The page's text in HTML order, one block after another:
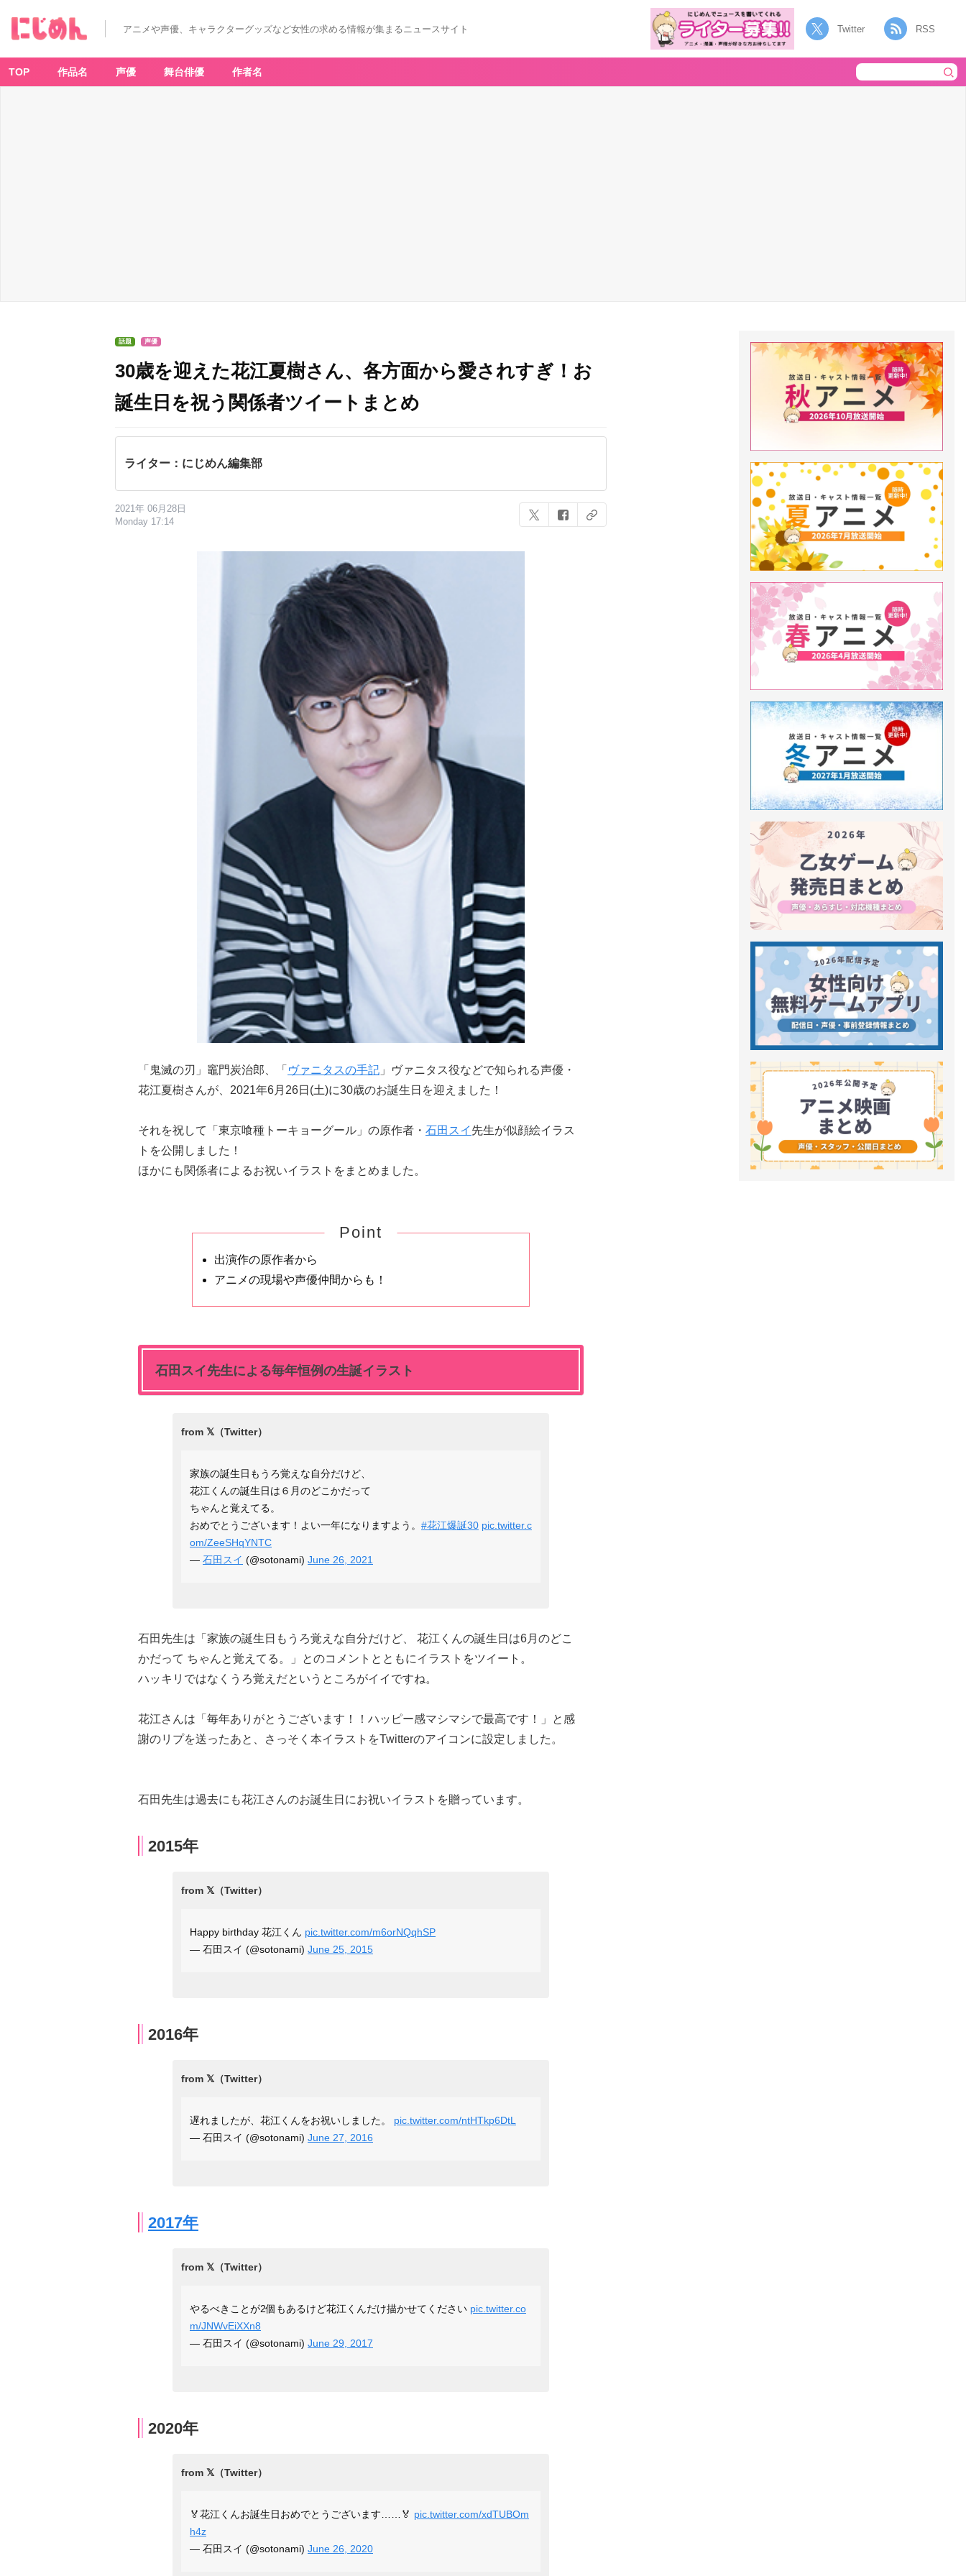
アニメや声優、キャラクターグッズなど女性の求める情報が集まるニュースサイト Twitter RSS
TOP 作品名 声優 舞台俳優 作者名
話題 声優
30歳を迎えた花江夏樹さん、各方面から愛されすぎ！お
誕生日を祝う関係者ツイートまとめ
ライター：にじめん編集部
2021年 06月28日
Monday 17:14
「鬼滅の刃」竈門炭治郎、「 ヴァニタスの手記 」ヴァニタス役などで知られる声優・
花江夏樹さんが、2021年6月26日(土)に30歳のお誕生日を迎えました！
それを祝して「東京喰種トーキョーグール」の原作者・ 石田スイ 先生が似顔絵イラス
トを公開しました！
ほかにも関係者によるお祝いイラストをまとめました。
Point
出演作の原作者から
アニメの現場や声優仲間からも！
石田スイ先生による毎年恒例の生誕イラスト
家族の誕生日もうろ覚えな自分だけど、
花江くんの誕生日は６月のどこかだって
ちゃんと覚えてる。
おめでとうございます！よい一年になりますよう。 #花江爆誕30 pic.twitter.c
om/ZeeSHqYNTC
— 石田スイ (@sotonami) June 26, 2021
石田先生は「家族の誕生日もうろ覚えな自分だけど、 花江くんの誕生日は6月のどこ
かだって ちゃんと覚えてる。」とのコメントとともにイラストをツイート。
ハッキリではなくうろ覚えだというところがイイですね。
花江さんは「毎年ありがとうございます！！ハッピー感マシマシで最高です！」と感
謝のリプを送ったあと、さっそく本イラストをTwitterのアイコンに設定しました。
石田先生は過去にも花江さんのお誕生日にお祝いイラストを贈っています。
2015年
Happy birthday 花江くん pic.twitter.com/m6orNQqhSP
— 石田スイ (@sotonami) June 25, 2015
2016年
遅れましたが、花江くんをお祝いしました。 pic.twitter.com/ntHTkp6DtL
— 石田スイ (@sotonami) June 27, 2016
2017年
やるべきことが2個もあるけど花江くんだけ描かせてください pic.twitter.co
m/JNWvEiXXn8
— 石田スイ (@sotonami) June 29, 2017
2020年
🏅花江くんお誕生日おめでとうございます……🏅 pic.twitter.com/xdTUBOm
h4z
— 石田スイ (@sotonami) June 26, 2020